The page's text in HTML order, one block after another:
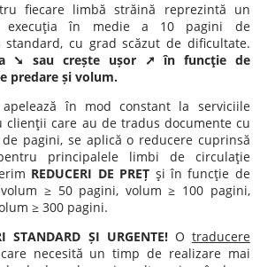
fiecare limbă străină reprezintă un
execuţia în medie a 10 pagini de
cu grad scăzut de dificultate.
➘ sau crește ușor ➚ în funcţie de
predare și volum.
în mod constant la serviciile
clienţii care au de tradus documente cu
pagini, se aplică o reducere cuprinsă
principalele limbi de circulaţie
REDUCERI DE PREȚ şi în funcţie de
≥ 50 pagini, volum ≥ 100 pagini,
≥ 300 pagini.
STANDARD ȘI URGENTE! O traducere
necesită un timp de realizare mai